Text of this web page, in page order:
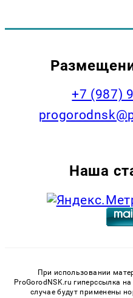
+7 (987)
Наша
При использовании
ProGorodNSK.ru гиперссылка
случае будут применены